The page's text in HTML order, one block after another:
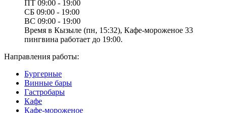
ПТ 09:00 - 19:00
СБ 09:00 - 19:00
ВС 09:00 - 19:00
Время в Кызыле (пн, 15:32), Кафе-мороженое 33
пингвина работает до 19:00.
Направления работы:
Бургерные
Винные бары
Гастробары
Кафе
Кафе-мороженое